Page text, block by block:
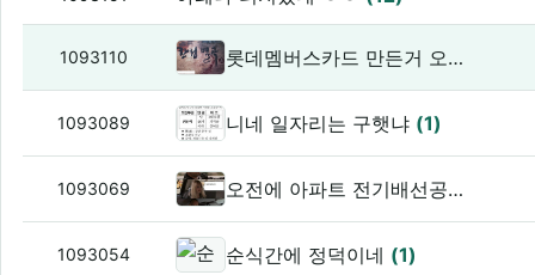
1093110 롯데멤버스카드 만든거 오늘 배송됐는데
1093089 니네 일자리는 구햇냐 (1)
1093069 오전에 아파트 전기배선공사로 인해 집 정전 ㅋ
1093054 순식간에 정덕이네 (1)